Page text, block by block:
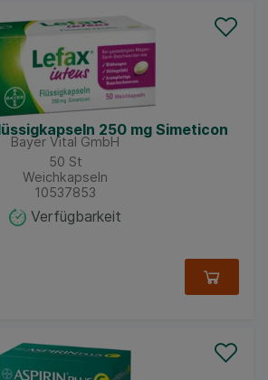
250 mg Simeticon
Bayer Vital GmbH
50 St
Weichkapseln
10537853
Verfügbarkeit